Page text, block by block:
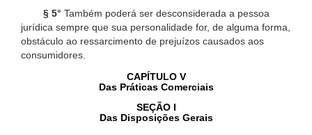
§ 5° Também poderá ser desconsiderada a pessoa
jurídica sempre que sua personalidade for, de alguma forma,
obstáculo ao ressarcimento de prejuízos causados aos
consumidores.
CAPÍTULO V
Das Práticas Comerciais
SEÇÃO I
Das Disposições Gerais